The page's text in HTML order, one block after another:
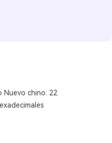
Nuevo chino: 22